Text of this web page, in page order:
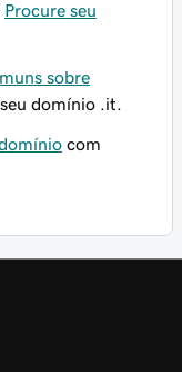
Procure seu
sobre
domínio .it.
com